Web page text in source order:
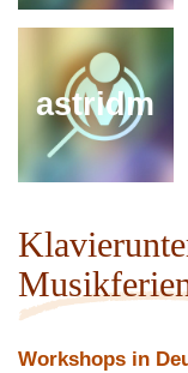
astridm
Workshops in